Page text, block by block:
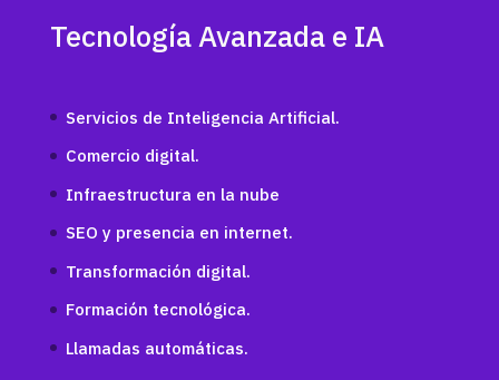
Tecnología Avanzada e IA
Servicios de Inteligencia Artificial.
Comercio digital.
Infraestructura en la nube
SEO y presencia en internet.
Transformación digital.
Formación tecnológica.
Llamadas automáticas.